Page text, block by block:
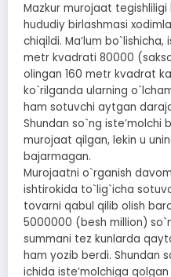
Mazkur murojaat
hududiy birlashmasi
chiqildi. Maʼlum
metr kvadrati 80000
olingan 160 metr kvadrat
ko`rilganda ularning
ham sotuvchi aytgan
Shundan so`ng isteʼmolchi
murojaat qilgan, lekin u
bajarmagan.
Murojaatni o`rganish
ishtirokida to`lig`icha
tovarni qabul qilib olish
5000000 (besh million)
summani tez kunlarda
ham yozib berdi. Shundan
ichida isteʼmolchiga